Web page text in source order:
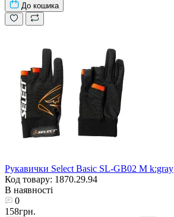
До кошика
Рукавички Select Basic SL-GB02 M k:gray
Код товару: 1870.29.94
В наявності
0
158грн.